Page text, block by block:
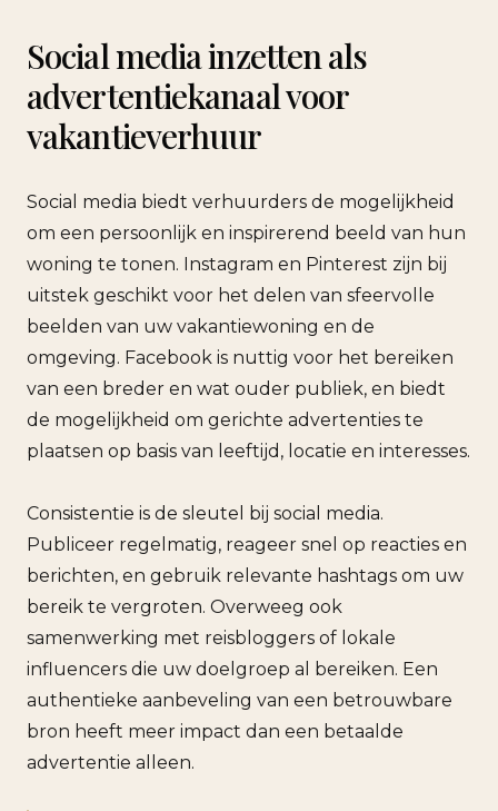
Social media inzetten als
advertentiekanaal voor
vakantieverhuur
Social media biedt verhuurders de mogelijkheid
om een persoonlijk en inspirerend beeld van hun
woning te tonen. Instagram en Pinterest zijn bij
uitstek geschikt voor het delen van sfeervolle
beelden van uw vakantiewoning en de
omgeving. Facebook is nuttig voor het bereiken
van een breder en wat ouder publiek, en biedt
de mogelijkheid om gerichte advertenties te
plaatsen op basis van leeftijd, locatie en interesses.
Consistentie is de sleutel bij social media.
Publiceer regelmatig, reageer snel op reacties en
berichten, en gebruik relevante hashtags om uw
bereik te vergroten. Overweeg ook
samenwerking met reisbloggers of lokale
influencers die uw doelgroep al bereiken. Een
authentieke aanbeveling van een betrouwbare
bron heeft meer impact dan een betaalde
advertentie alleen.